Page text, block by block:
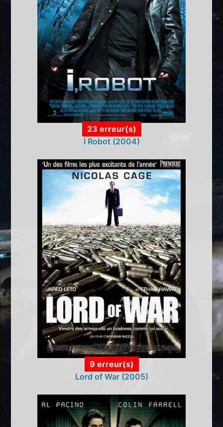
23 erreur(s)
I Robot (2004)
9 erreur(s)
Lord of War (2005)